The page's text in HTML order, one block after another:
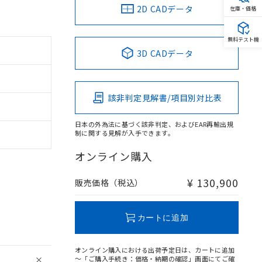
2D CADデータ
3D CADデータ
該非判定見解書/項目別対比表
日本の外為法に基づく該非判定、およびEAR再輸出規
制に関する見解が入手できます。
オンライン購入
販売価格（税込） ¥ 130,900
カートに追加
オンライン購入における出荷予定日は、カートに追加
～「ご購入手続き：価格・納期の確認」画面にてご確
在庫・価格
無料テスト機